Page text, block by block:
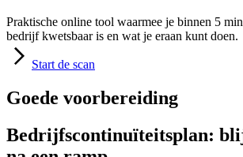
Praktische online tool waarmee je binnen 5
bedrijf kwetsbaar is en wat je eraan kunt doen.
Start de scan
Goede voorbereiding
Bedrijfscontinuïteitsplan: